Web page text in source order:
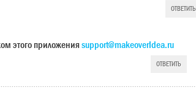
ОТВЕТИТЬ
этого приложенияsupport@makeoverIdea.ru
ОТВЕТИТЬ